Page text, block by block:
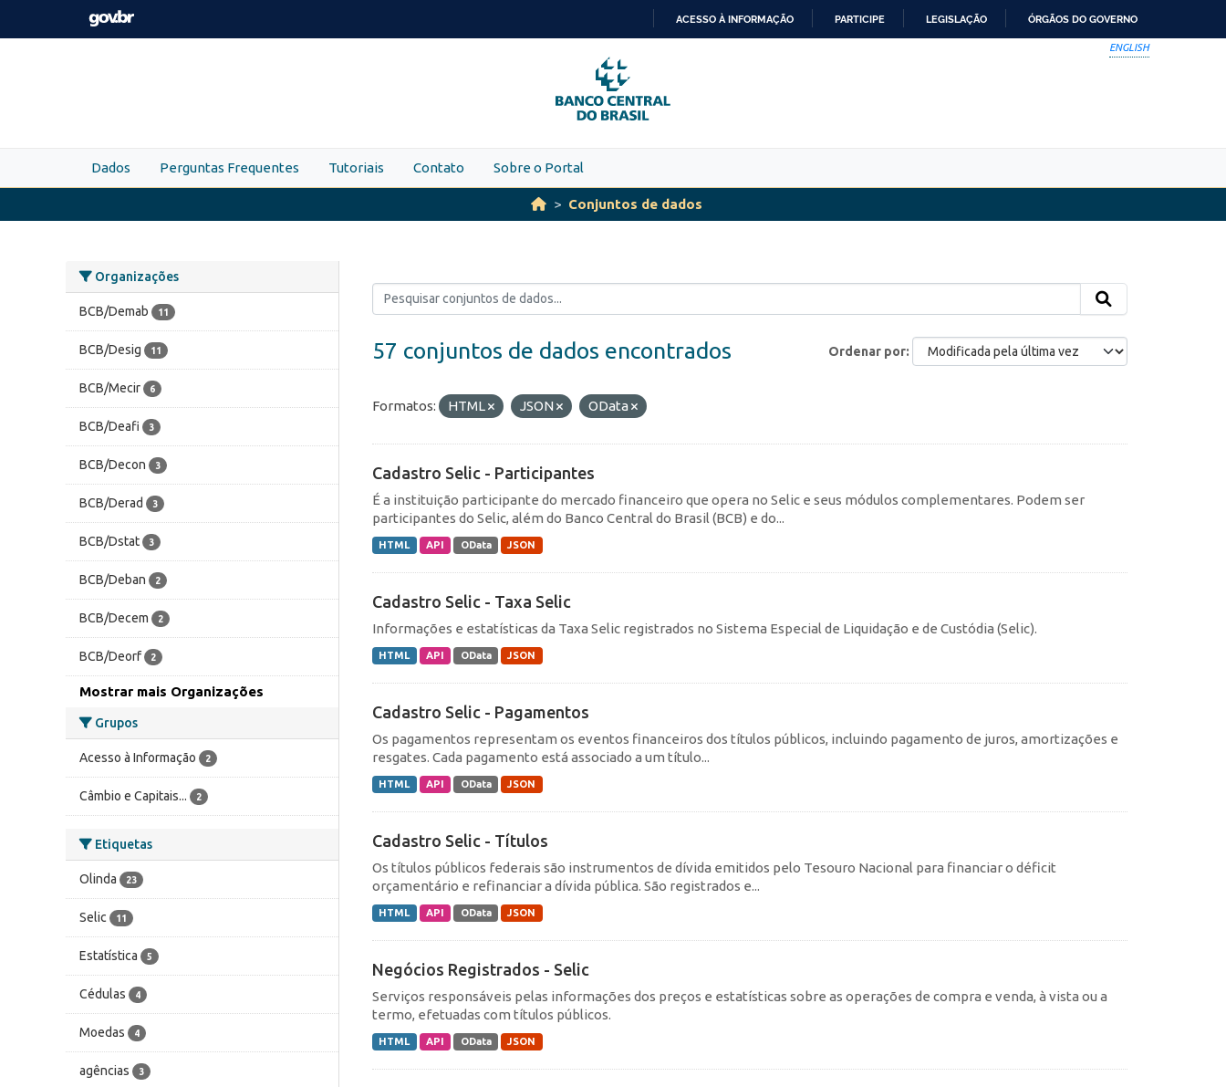
Skip to main content
PARA
O
CONTEÚDO
ACESSO À INFORMAÇÃO PARTICIPE LEGISLAÇÃO ÓRGÃOS DO GOVERNO
ENGLISH
Dados Perguntas Frequentes Tutoriais Contato Sobre o Portal
Conjuntos de dados
Organizações
BCB/Demab 11
BCB/Desig 11
BCB/Mecir 6
BCB/Deafi 3
BCB/Decon 3
BCB/Derad 3
BCB/Dstat 3
BCB/Deban 2
BCB/Decem 2
BCB/Deorf 2
Mostrar mais Organizações
Grupos
Acesso à Informação 2
Câmbio e Capitais... 2
Etiquetas
Olinda 23
Selic 11
Estatística 5
Cédulas 4
Moedas 4
agências 3
Ordenar por
57 conjuntos de dados encontrados
Formatos: HTML JSON OData
Cadastro Selic - Participantes
É a instituição participante do mercado financeiro que opera no Selic e seus módulos complementares. Podem ser
participantes do Selic, além do Banco Central do Brasil (BCB) e do...
HTML API OData JSON
Cadastro Selic - Taxa Selic
Informações e estatísticas da Taxa Selic registrados no Sistema Especial de Liquidação e de Custódia (Selic).
HTML API OData JSON
Cadastro Selic - Pagamentos
Os pagamentos representam os eventos financeiros dos títulos públicos, incluindo pagamento de juros, amortizações e
resgates. Cada pagamento está associado a um título...
HTML API OData JSON
Cadastro Selic - Títulos
Os títulos públicos federais são instrumentos de dívida emitidos pelo Tesouro Nacional para financiar o déficit
orçamentário e refinanciar a dívida pública. São registrados e...
HTML API OData JSON
Negócios Registrados - Selic
Serviços responsáveis pelas informações dos preços e estatísticas sobre as operações de compra e venda, à vista ou a
termo, efetuadas com títulos públicos.
HTML API OData JSON